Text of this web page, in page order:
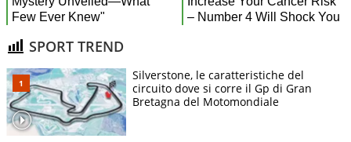
SPORT TREND
Silverstone, le caratteristiche del
circuito dove si corre il Gp di Gran
Bretagna del Motomondiale